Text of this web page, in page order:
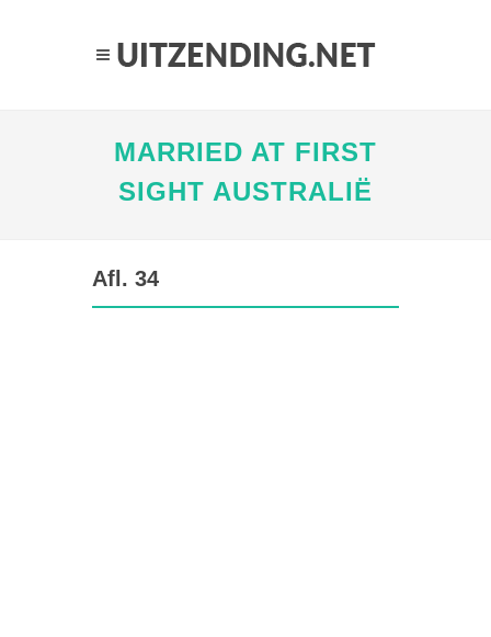
MARRIED AT FIRST
SIGHT AUSTRALIË
Afl. 34